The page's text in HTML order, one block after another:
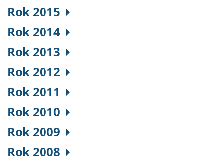
Rok 2015
Rok 2014
Rok 2013
Rok 2012
Rok 2011
Rok 2010
Rok 2009
Rok 2008